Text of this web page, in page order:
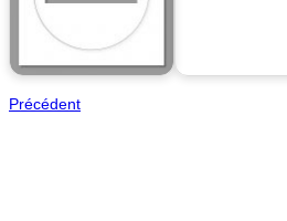
Précédent